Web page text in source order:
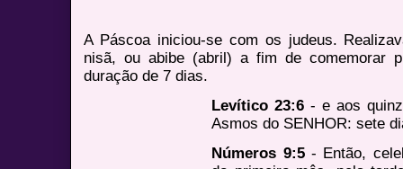
A Páscoa iniciou-se com os judeus.
nisã, ou abibe (abril) a fim de comemorar
duração de 7 dias.
Levítico 23:6 - e aos
Asmos do SENHOR: sete
Números 9:5- Então,